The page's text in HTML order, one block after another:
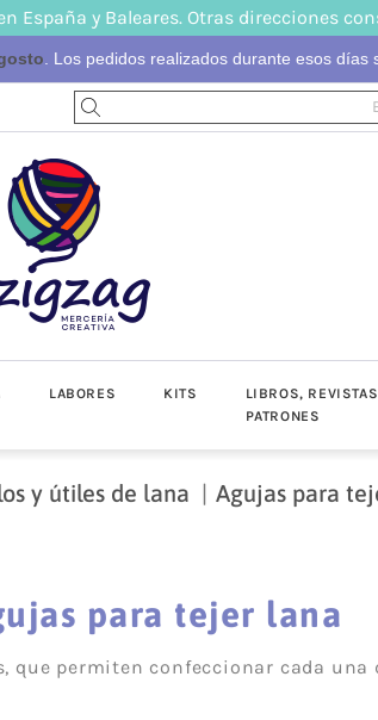
. Los pedidos realizados durante esos días
Loneta fina -
Punto Sweat
Panamá
Encaje
LABORES KITS
LIBROS,
PATRONES
y útiles de lana Agujas para
para tejer lana
que permiten confeccionar cada
España y Baleares. Otras direcciones